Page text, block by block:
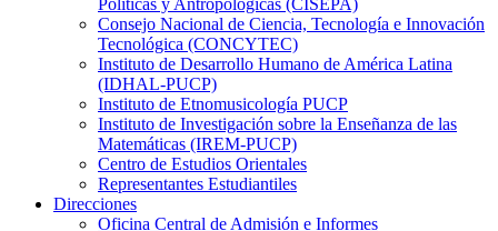
Políticas y Antropológicas (CISEPA)
Consejo Nacional de Ciencia, Tecnología e Innovación
Tecnológica (CONCYTEC)
Instituto de Desarrollo Humano de América Latina
(IDHAL-PUCP)
Instituto de Etnomusicología PUCP
Instituto de Investigación sobre la Enseñanza de las
Matemáticas (IREM-PUCP)
Centro de Estudios Orientales
Representantes Estudiantiles
Direcciones
Oficina Central de Admisión e Informes